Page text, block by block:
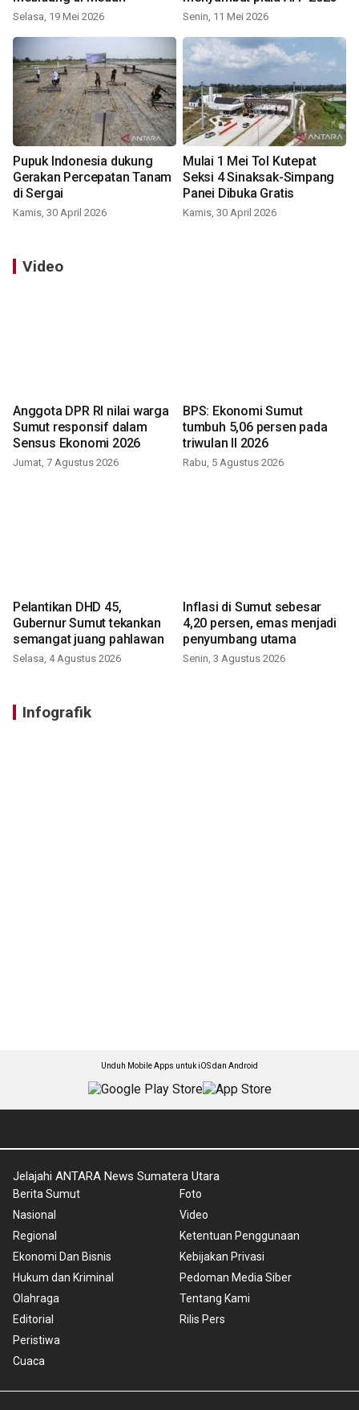
Selasa, 19 Mei 2026 Senin, 11 Mei 2026
Pupuk Indonesia dukung
Gerakan Percepatan Tanam
di Sergai
Kamis, 30 April 2026
Mulai 1 Mei Tol Kutepat
Seksi 4 Sinaksak-Simpang
Panei Dibuka Gratis
Kamis, 30 April 2026
Video
Anggota DPR RI nilai warga
Sumut responsif dalam
Sensus Ekonomi 2026
Jumat, 7 Agustus 2026
BPS: Ekonomi Sumut
tumbuh 5,06 persen pada
triwulan II 2026
Rabu, 5 Agustus 2026
Pelantikan DHD 45,
Gubernur Sumut tekankan
semangat juang pahlawan
Selasa, 4 Agustus 2026
Inflasi di Sumut sebesar
4,20 persen, emas menjadi
penyumbang utama
Senin, 3 Agustus 2026
Infografik
Unduh Mobile Apps untuk iOS dan Android
Jelajahi ANTARA News Sumatera Utara
Berita Sumut
Nasional
Regional
Ekonomi Dan Bisnis
Hukum dan Kriminal
Olahraga
Editorial
Peristiwa
Cuaca
Foto
Video
Ketentuan Penggunaan
Kebijakan Privasi
Pedoman Media Siber
Tentang Kami
Rilis Pers